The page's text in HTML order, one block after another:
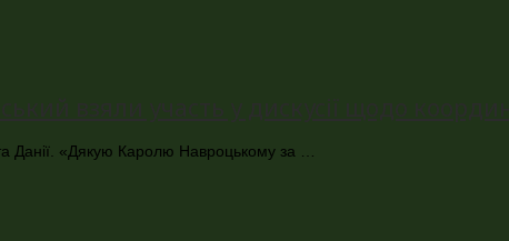
та Данії. «Дякую Каролю Навроцькому за …